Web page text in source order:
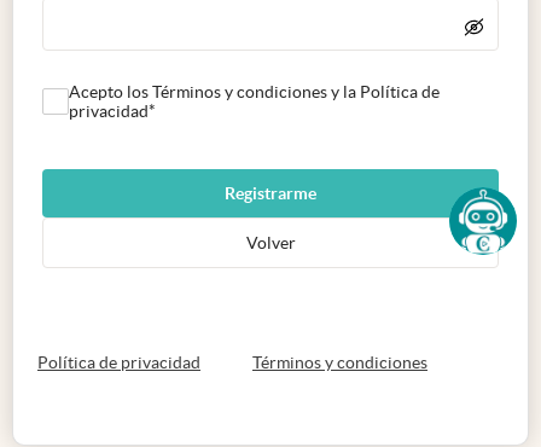
Acepto los Términos y condiciones y la Política de
privacidad*
Registrarme
Volver
Política de privacidad abre en nueva pestaña
Términos y condicionesabre en nueva